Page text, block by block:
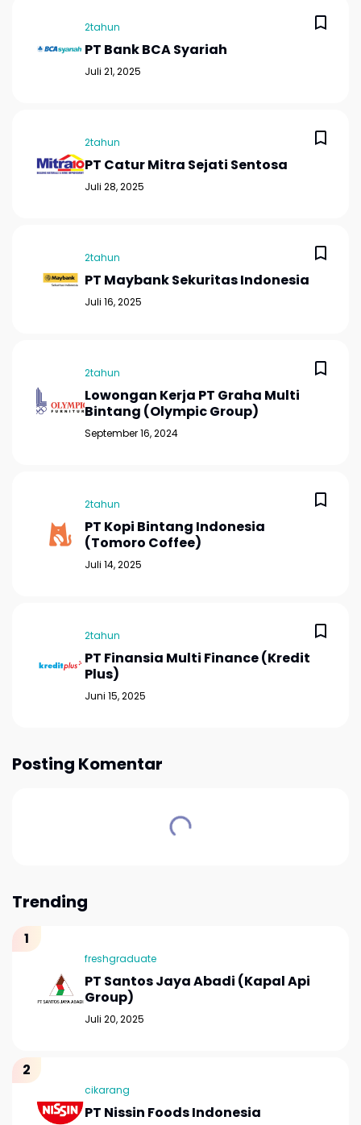
2tahun
PT Bank BCA Syariah
Juli 21, 2025
2tahun
PT Catur Mitra Sejati Sentosa
Juli 28, 2025
2tahun
PT Maybank Sekuritas Indonesia
Juli 16, 2025
2tahun
Lowongan Kerja PT Graha Multi
Bintang (Olympic Group)
September 16, 2024
2tahun
PT Kopi Bintang Indonesia
(Tomoro Coffee)
Juli 14, 2025
2tahun
PT Finansia Multi Finance (Kredit
Plus)
Juni 15, 2025
Posting Komentar
Trending
freshgraduate
PT Santos Jaya Abadi (Kapal Api
Group)
Juli 20, 2025
cikarang
PT Nissin Foods Indonesia